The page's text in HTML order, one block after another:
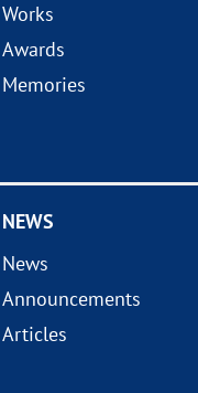
Works
Awards
Memories
NEWS
News
Announcements
Articles